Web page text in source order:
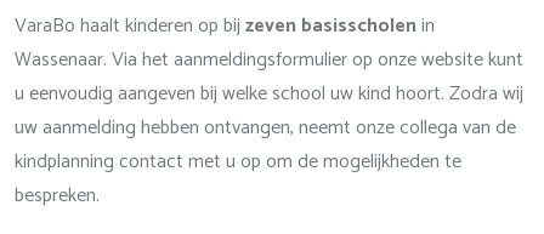
VaraBo haalt kinderen op bijzeven basisscholenin
Wassenaar. Via het aanmeldingsformulier op onze website kunt
u eenvoudig aangeven bij welke school uw kind hoort. Zodra wij
uw aanmelding hebben ontvangen, neemt onze collega van de
kindplanning contact met u op om de mogelijkheden te
bespreken.